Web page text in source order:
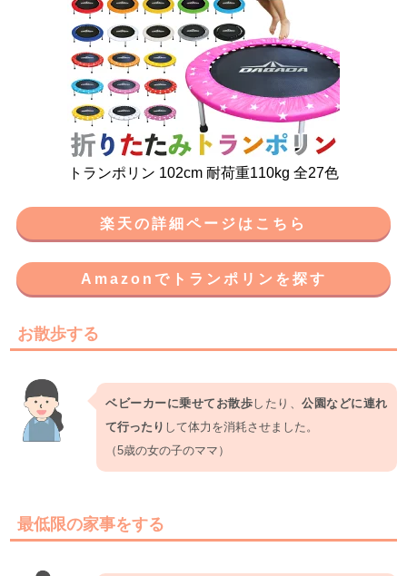
トランポリン 102cm 耐荷重110kg 全27色
楽天の詳細ページはこちら
Amazonでトランポリンを探す
お散歩する
ベビーカーに乗せてお散歩 したり、公園などに連れ
て行ったり して体力を消耗させました。
（5歳の女の子のママ）
最低限の家事をする